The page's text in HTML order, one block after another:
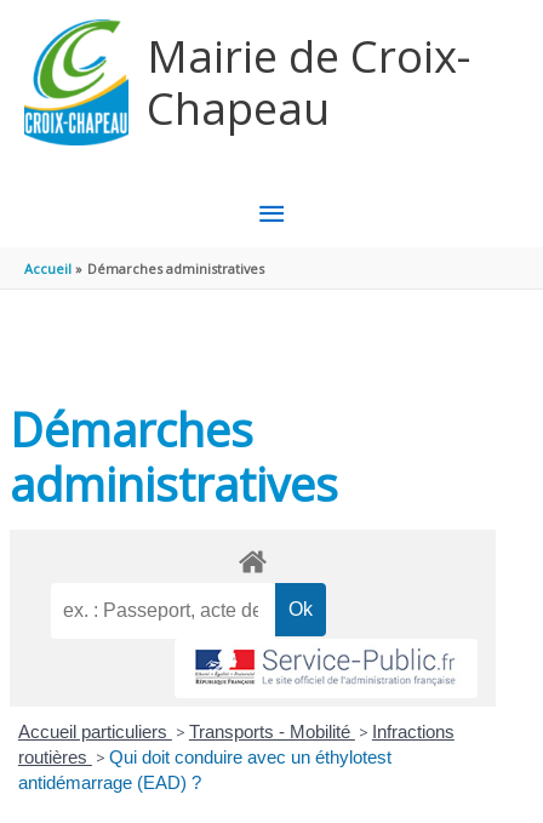
Mairie de Croix-
Chapeau
MENU
PRINCIPAL
Accueil Démarches administratives
Démarches
administratives
Accueil particuliers > Transports - Mobilité > Infractions
routières > Qui doit conduire avec un éthylotest
antidémarrage (EAD) ?